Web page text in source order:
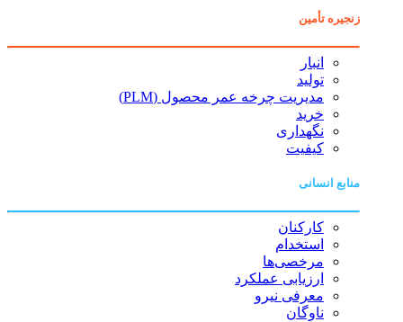
زنجیره تأمین
انبار
تولید
مدیریت چرخه عمر محصول (PLM)
خرید
نگهداری
کیفیت
منابع انسانی
کارکنان
استخدام
مرخصی‌ها
ارزیابی عملکرد
معرفی نیرو
ناوگان